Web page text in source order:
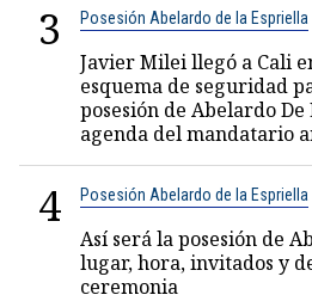
3 Posesión Abelardo de la Espriella
Javier Milei llegó a Cali
esquema de seguridad
posesión de Abelardo
agenda del mandatario
4 Posesión Abelardo de la Espriella
Así será la posesión de
lugar, hora, invitados y
ceremonia